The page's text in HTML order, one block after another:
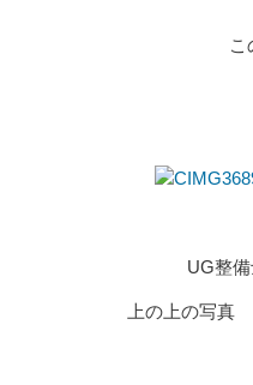
こ
UG整
上の上の写真